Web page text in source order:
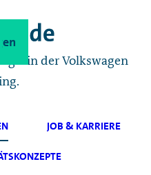
der Volkswagen
JOB & KARRIERE